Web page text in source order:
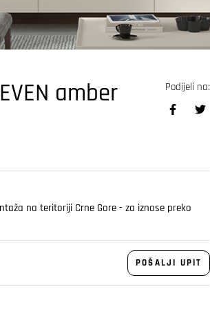
amber
Podijeli na:
na teritoriji Crne Gore - za iznose preko
POŠALJI UPIT